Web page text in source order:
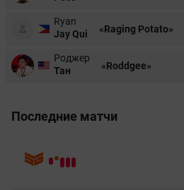
Ryan
Jay Qui
«Raging Potato»
Роджер
Тан
«Roddgee»
Последние матчи